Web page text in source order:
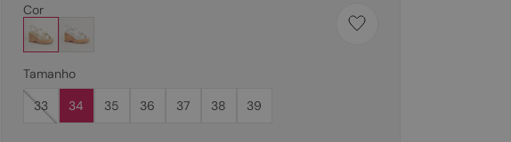
Cor
Tamanho
33
34 35 36 37 38 39